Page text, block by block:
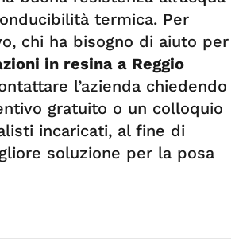
termica. Per
chi ha bisogno di aiuto per
in resina a Reggio
l’azienda chiedendo
gratuito o un colloquio
incaricati, al fine di
soluzione per la posa